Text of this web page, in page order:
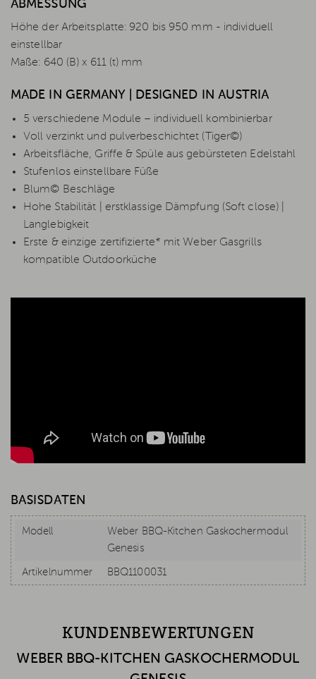
ABMESSUNG
Höhe der Arbeitsplatte: 920 bis 950 mm - individuell
einstellbar
Maße: 640 (B) x 611 (t) mm
MADE IN GERMANY | DESIGNED IN AUSTRIA
5 verschiedene Module – individuell kombinierbar
Voll verzinkt und pulverbeschichtet (Tiger©)
Arbeitsfläche, Griffe & Spüle aus gebürsteten Edelstahl
Stufenlos einstellbare Füße
Blum© Beschläge
Hohe Stabilität | erstklassige Dämpfung (Soft close) |
Langlebigkeit
Erste & einzige zertifizierte* mit Weber Gasgrills
kompatible Outdoorküche
BASISDATEN
Modell
Weber BBQ-Kitchen Gaskochermodul
Genesis
Artikelnummer BBQ1100031
KUNDENBEWERTUNGEN
WEBER BBQ-KITCHEN GASKOCHERMODUL